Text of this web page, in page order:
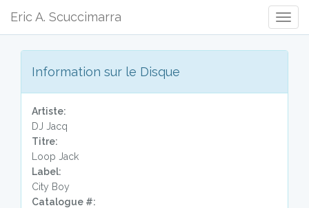
Eric A. Scuccimarra
Information sur le Disque
Artiste:
DJ Jacq
Titre:
Loop Jack
Label:
City Boy
Catalogue #: